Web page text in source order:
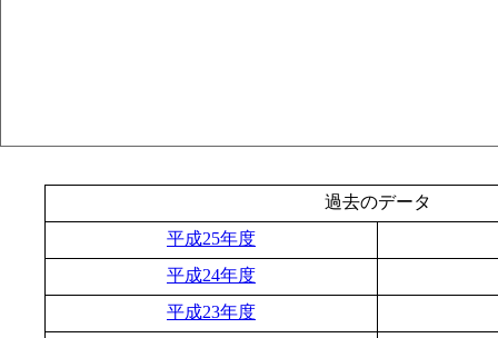
過去のデータ
平成25年度
平成24年度
平成23年度